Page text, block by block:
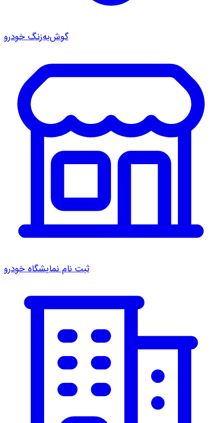
گوش‌به‌زنگ خودرو
ثبت نام نمایشگاه خودرو